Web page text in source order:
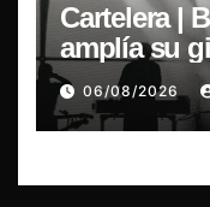
Cartelera |
amplía su
concierto
06/08/2026